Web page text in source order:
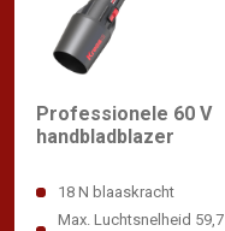
Professionele 60 V
handbladblazer
18 N blaaskracht
Max. Luchtsnelheid 59,7